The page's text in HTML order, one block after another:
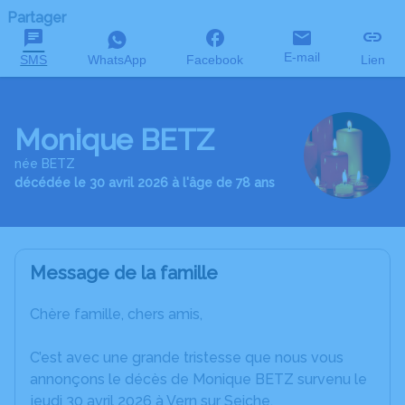
Partager
SMS WhatsApp Facebook E-mail Lien
Monique BETZ
née BETZ
décédée le 30 avril 2026 à l'âge de 78 ans
Message de la famille
Chère famille, chers amis,
C’est avec une grande tristesse que nous vous
annonçons le décès de Monique BETZ survenu le
jeudi 30 avril 2026 à Vern sur Seiche.